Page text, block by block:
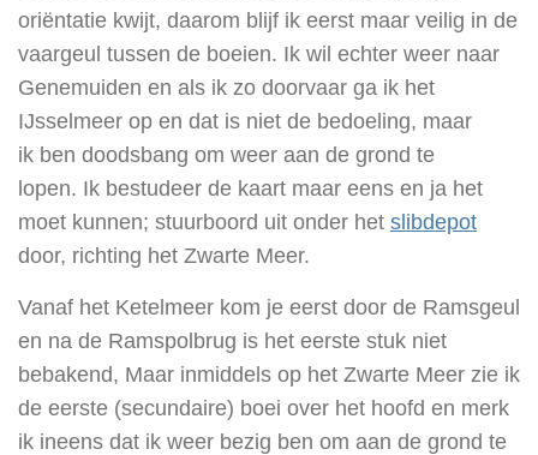
oriëntatie kwijt, daarom blijf ik eerst maar veilig in de
vaargeul tussen de boeien. Ik wil echter weer naar
Genemuiden en als ik zo doorvaar ga ik het
IJsselmeer op en dat is niet de bedoeling, maar
ik ben doodsbang om weer aan de grond te
lopen. Ik bestudeer de kaart maar eens en ja het
moet kunnen; stuurboord uit onder het slibdepot
door, richting het Zwarte Meer.
Vanaf het Ketelmeer kom je eerst door de Ramsgeul
en na de Ramspolbrug is het eerste stuk niet
bebakend, Maar inmiddels op het Zwarte Meer zie ik
de eerste (secundaire) boei over het hoofd en merk
ik ineens dat ik weer bezig ben om aan de grond te